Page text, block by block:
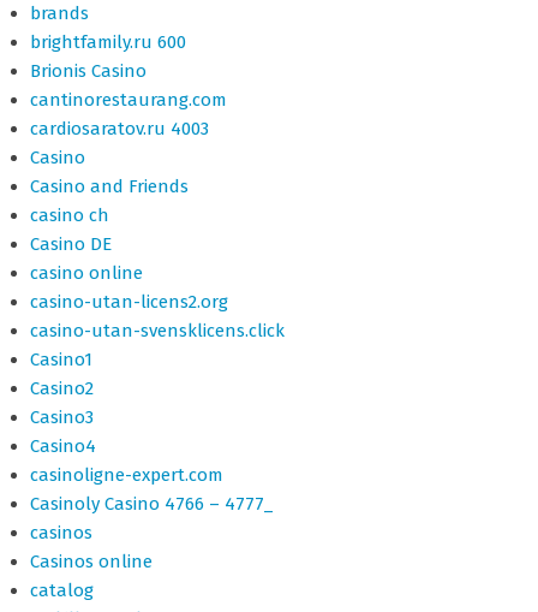
brands
brightfamily.ru 600
Brionis Casino
cantinorestaurang.com
cardiosaratov.ru 4003
Casino
Casino and Friends
casino ch
Casino DE
casino online
casino-utan-licens2.org
casino-utan-svensklicens.click
Casino1
Casino2
Casino3
Casino4
casinoligne-expert.com
Casinoly Casino 4766 – 4777_
casinos
Casinos online
catalog